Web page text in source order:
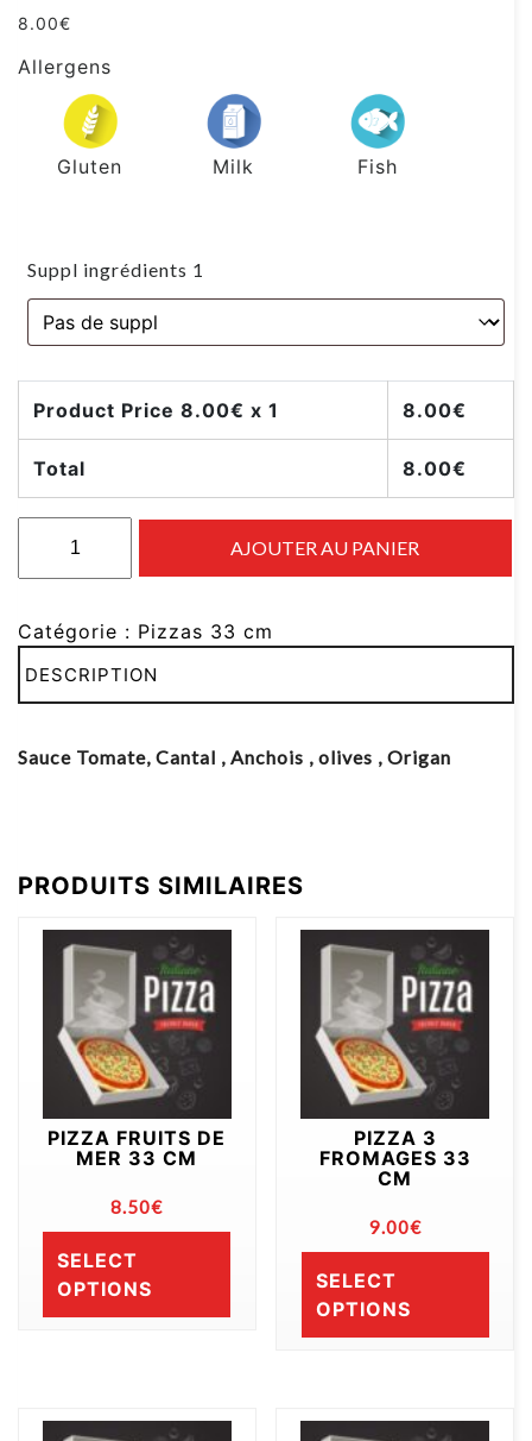
8.00€
Allergens
Gluten Milk Fish
Suppl ingrédients 1
Product Price 8.00€ x 1 8.00€
Total 8.00€
AJOUTER AU PANIER
Catégorie : Pizzas 33 cm
DESCRIPTION
Sauce Tomate, Cantal , Anchois , olives , Origan
PRODUITS SIMILAIRES
PIZZA FRUITS DE
MER 33 CM
8.50€
SELECT
OPTIONS
PIZZA 3
FROMAGES 33
CM
9.00€
SELECT
OPTIONS